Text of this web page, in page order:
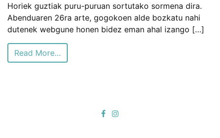
Horiek guztiak puru-puruan sortutako sormena dira.
Abenduaren 26ra arte, gogokoen alde bozkatu nahi
dutenek webgune honen bidez eman ahal izango […]
Read More…